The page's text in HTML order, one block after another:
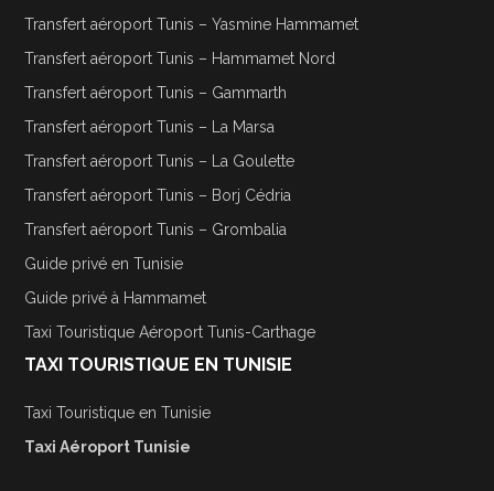
Transfert aéroport Tunis – Yasmine Hammamet
Transfert aéroport Tunis – Hammamet Nord
Transfert aéroport Tunis – Gammarth
Transfert aéroport Tunis – La Marsa
Transfert aéroport Tunis – La Goulette
Transfert aéroport Tunis – Borj Cédria
Transfert aéroport Tunis – Grombalia
Guide privé en Tunisie
Guide privé à Hammamet
Taxi Touristique Aéroport Tunis-Carthage
TAXI TOURISTIQUE EN TUNISIE
Taxi Touristique en Tunisie
Taxi Aéroport Tunisie